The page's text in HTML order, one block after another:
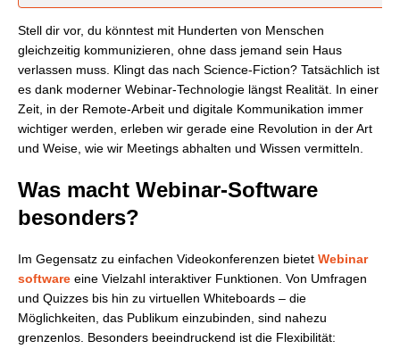
Stell dir vor, du könntest mit Hunderten von Menschen
gleichzeitig kommunizieren, ohne dass jemand sein Haus
verlassen muss. Klingt das nach Science-Fiction? Tatsächlich ist
es dank moderner Webinar-Technologie längst Realität. In einer
Zeit, in der Remote-Arbeit und digitale Kommunikation immer
wichtiger werden, erleben wir gerade eine Revolution in der Art
und Weise, wie wir Meetings abhalten und Wissen vermitteln.
Was macht Webinar-Software
besonders?
Im Gegensatz zu einfachen Videokonferenzen bietet Webinar
software eine Vielzahl interaktiver Funktionen. Von Umfragen
und Quizzes bis hin zu virtuellen Whiteboards – die
Möglichkeiten, das Publikum einzubinden, sind nahezu
grenzenlos. Besonders beeindruckend ist die Flexibilität: